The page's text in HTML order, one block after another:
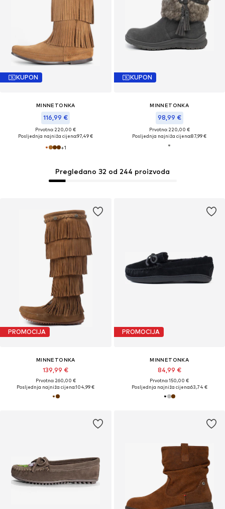
Pregledano 32 od 244 proizvoda
KUPON
MINNETONKA
116,99 €
Prvotno: 220,00 €
Posljednja najniža cijena:97,49 €
+1
KUPON
MINNETONKA
98,99 €
Prvotno: 220,00 €
Posljednja najniža cijena:87,99 €
PROMOCIJA
MINNETONKA
139,99 €
Prvotno: 260,00 €
Posljednja najniža cijena:104,99 €
PROMOCIJA
MINNETONKA
84,99 €
Prvotno: 150,00 €
Posljednja najniža cijena:63,74 €